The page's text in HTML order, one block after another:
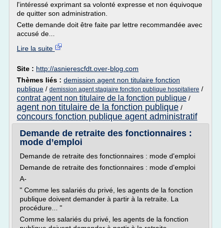
l'intéressé exprimant sa volonté expresse et non équivoque
de quitter son administration.
Cette demande doit être faite par lettre recommandée avec
accusé de...
Lire la suite
Site : http://asnierescfdt.over-blog.com
Thèmes liés : demission agent non titulaire fonction
publique / demission agent stagiaire fonction publique hospitaliere /
contrat agent non titulaire de la fonction publique /
agent non titulaire de la fonction publique /
concours fonction publique agent administratif
Demande de retraite des fonctionnaires :
mode d’emploi
Demande de retraite des fonctionnaires : mode d'emploi
Demande de retraite des fonctionnaires : mode d'emploi
A-
" Comme les salariés du privé, les agents de la fonction
publique doivent demander à partir à la retraite. La
procédure... "
Comme les salariés du privé, les agents de la fonction